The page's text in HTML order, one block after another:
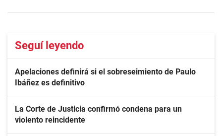
Seguí leyendo
Apelaciones definirá si el sobreseimiento de Paulo
Ibáñez es definitivo
La Corte de Justicia confirmó condena para un
violento reincidente